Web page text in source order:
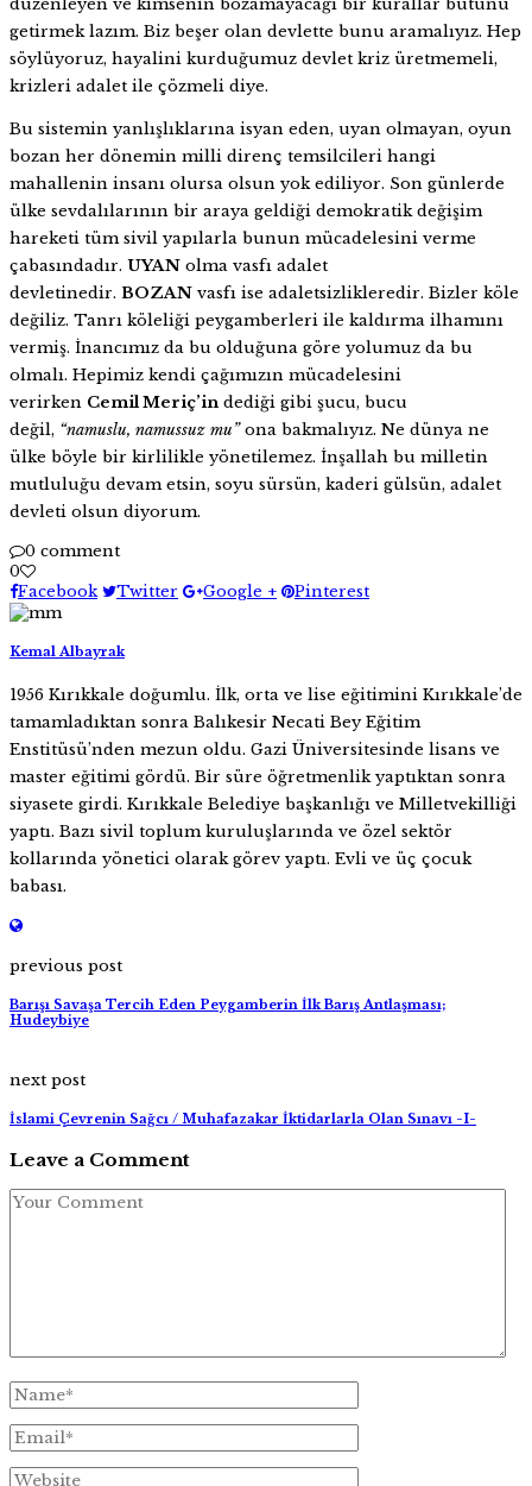
getirmek lazım. Biz beşer olan devlette bunu aramalıyız. Hep
söylüyoruz, hayalini kurduğumuz devlet kriz üretmemeli,
krizleri adalet ile çözmeli diye.
Bu sistemin yanlışlıklarına isyan eden, uyan olmayan, oyun
bozan her dönemin milli direnç temsilcileri hangi
mahallenin insanı olursa olsun yok ediliyor. Son günlerde
ülke sevdalılarının bir araya geldiği demokratik değişim
hareketi tüm sivil yapılarla bunun mücadelesini verme
çabasındadır. UYAN olma vasfı adalet
devletinedir. BOZAN vasfı ise adaletsizlikleredir. Bizler köle
değiliz. Tanrı köleliği peygamberleri ile kaldırma ilhamını
vermiş. İnancımız da bu olduğuna göre yolumuz da bu
olmalı. Hepimiz kendi çağımızın mücadelesini
verirken Cemil Meriç’in dediği gibi şucu, bucu
değil, “namuslu, namussuz mu”ona bakmalıyız. Ne dünya ne
ülke böyle bir kirlilikle yönetilemez. İnşallah bu milletin
mutluluğu devam etsin, soyu sürsün, kaderi gülsün, adalet
devleti olsun diyorum.
0 comment
0
Facebook
Twitter Google + Pinterest
Kemal Albayrak
1956 Kırıkkale doğumlu. İlk, orta ve lise eğitimini Kırıkkale’de
tamamladıktan sonra Balıkesir Necati Bey Eğitim
Enstitüsü’nden mezun oldu. Gazi Üniversitesinde lisans ve
master eğitimi gördü. Bir süre öğretmenlik yaptıktan sonra
siyasete girdi. Kırıkkale Belediye başkanlığı ve Milletvekilliği
yaptı. Bazı sivil toplum kuruluşlarında ve özel sektör
kollarında yönetici olarak görev yaptı. Evli ve üç çocuk
babası.
previous post
Barışı Savaşa Tercih Eden Peygamberin İlk Barış Antlaşması;
Hudeybiye
next post
İslami Çevrenin Sağcı / Muhafazakar İktidarlarla Olan Sınavı -I-
Leave a Comment